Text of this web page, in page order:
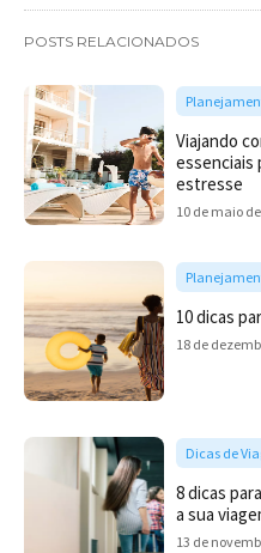
POSTS RELACIONADOS
Viajando
essenciais
estresse
10 de maio
10 dicas
18 de
Dicas de
8 dicas
a sua
13 de